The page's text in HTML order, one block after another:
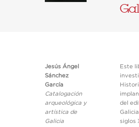
Jesús Ángel
Sánchez
García
Catalogación
arqueológica y
artística de
Galicia
Este
del
siglos